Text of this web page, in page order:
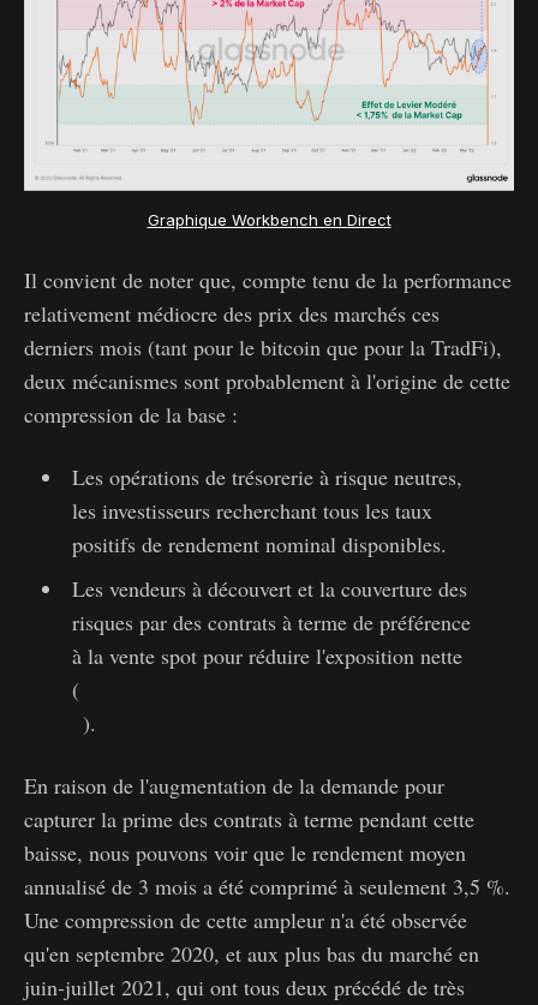
Graphique Workbench en Direct
Il convient de noter que, compte tenu de la performance
relativement médiocre des prix des marchés ces
derniers mois (tant pour le bitcoin que pour la TradFi),
deux mécanismes sont probablement à l'origine de cette
compression de la base :
Les opérations de trésorerie à risque neutres,
les investisseurs recherchant tous les taux
positifs de rendement nominal disponibles.
Les vendeurs à découvert et la couverture des
risques par des contrats à terme de préférence
à la vente spot pour réduire l'exposition nette
(voir le bulletin d'information de la semaine
).
En raison de l'augmentation de la demande pour
capturer la prime des contrats à terme pendant cette
baisse, nous pouvons voir que le rendement moyen
annualisé de 3 mois a été comprimé à seulement 3,5 %.
Une compression de cette ampleur n'a été observée
qu'en septembre 2020, et aux plus bas du marché en
juin-juillet 2021, qui ont tous deux précédé de très